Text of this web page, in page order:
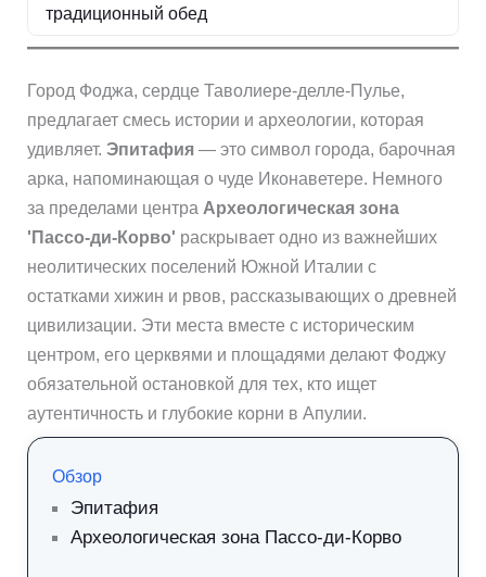
традиционный обед
Город Фоджа, сердце Таволиере-делле-Пулье,
предлагает смесь истории и археологии, которая
удивляет. Эпитафия— это символ города, барочная
арка, напоминающая о чуде Иконаветере. Немного
за пределами центра Археологическая зона
'Пассо-ди-Корво' раскрывает одно из важнейших
неолитических поселений Южной Италии с
остатками хижин и рвов, рассказывающих о древней
цивилизации. Эти места вместе с историческим
центром, его церквями и площадями делают Фоджу
обязательной остановкой для тех, кто ищет
аутентичность и глубокие корни в Апулии.
Обзор
Эпитафия
Археологическая зона Пассо-ди-Корво